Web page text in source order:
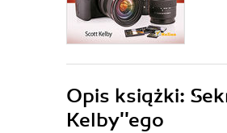
Opis książki:
Kelby''ego